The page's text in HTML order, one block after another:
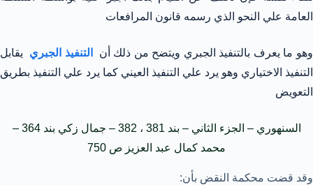
العامة علي النحو الذي رسمه قانون المرافعات
وهو ما يعرف بالتنفيذ الجبري ويتضح من ذلك أن التنفيذ الجبري يقابل
التنفيذ الاختياري وهو يرد علي التنفيذ العيني كما يرد علي التنفيذ بطريق
التعويض
السنهوري – الجزء الثاني – بند 381 ، 382 – جمال زكي بند 364 –
محمد كمال عبد العزيز ص 750
وقد قضت محكمة النقض بأن: